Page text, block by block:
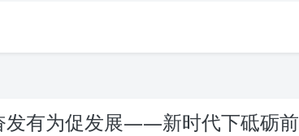
发有为促发展——新时代下砥砺前